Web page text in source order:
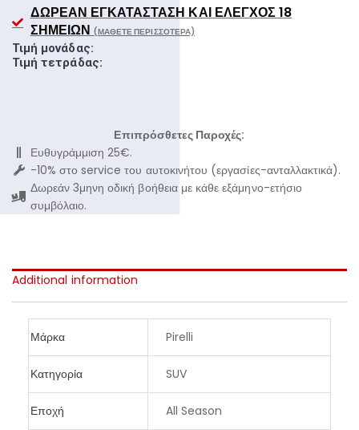
ΔΩΡΕΆΝ ΕΓΚΑΤΆΣΤΑΣΗ ΚΑΙ ΈΛΕΓΧΟΣ 18
ΣΗΜΕΊΩΝ (ΜΆΘΕΤΕ ΠΕΡΙΣΣΌΤΕΡΑ)
Τιμή μονάδας:
Τιμή τετράδας:
Επιπρόσθετες Παροχές:
Ευθυγράμμιση 25€.
-10% στο service του αυτοκινήτου (εργασίες-ανταλλακτικά).
Δωρεάν 3μηνη οδική βοήθεια με κάθε εξάμηνο-ετήσιο
συμβόλαιο.
Additional information
Μάρκα Pirelli
Κατηγορία SUV
Εποχή All Season